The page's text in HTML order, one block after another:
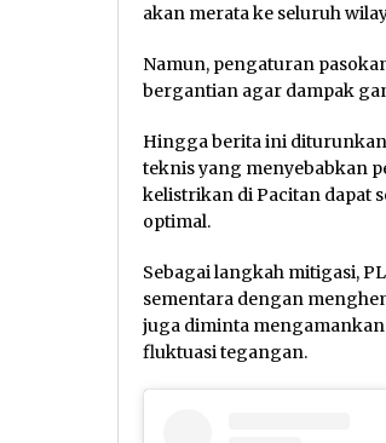
akan merata ke seluruh
Namun, pengaturan
bergantian agar dampak
Hingga berita ini
teknis yang menyebabkan
kelistrikan di Pacitan dapat
optimal.
Sebagai langkah mitigasi,
sementara dengan
juga diminta
fluktuasi tegangan.